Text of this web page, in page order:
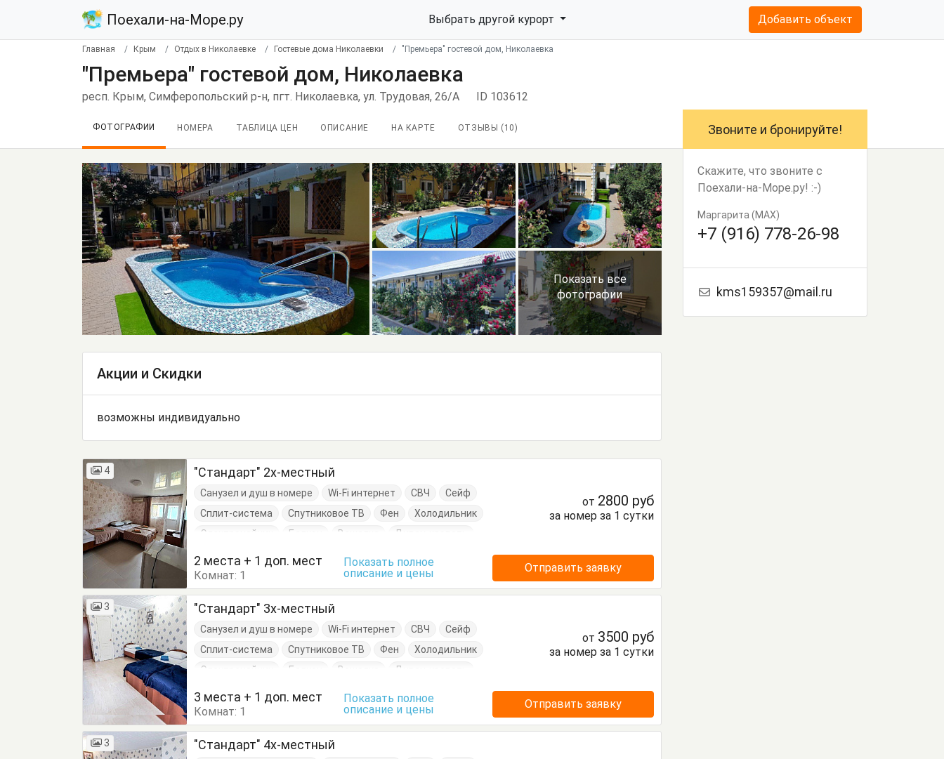
Поехали-на-Море.ру Выбрать другой курорт Добавить объект
Главная Крым Отдых в Николаевке Гостевые дома Николаевки "Премьера" гостевой дом, Николаевка
"Премьера" гостевой дом, Николаевка
респ. Крым, Симферопольский р-н, пгт. Николаевка, ул. Трудовая, 26/А ID 103612
ФОТОГРАФИИ НОМЕРА ТАБЛИЦА ЦЕН ОПИСАНИЕ НА КАРТЕ ОТЗЫВЫ ( 10)
Показать все
фотографии
Акции и Скидки
возможны индивидуально
4 "Стандарт" 2х-местный
Санузел и душ в номере Wi-Fi интернет СВЧ
Сейф
Сплит-система
Спутниковое ТВ Фен
Холодильник
Электрочайник
Балкон Вешалка
Диван-кровать
Журнальный столик
Кровати односпальные
Посуда Стол
Стулья
Туалетный столик
Тумбочки Шкаф
от 2800 руб
за номер за 1 сутки
2 места + 1 доп. мест
Комнат: 1
Показать полное
описание и цены
Отправить заявку
3 "Стандарт" 3х-местный
Санузел и душ в номере Wi-Fi интернет СВЧ
Сейф
Сплит-система
Спутниковое ТВ Фен
Холодильник
Электрочайник
Балкон Вешалка
Диван-кровать
Журнальный столик
Кровати односпальные
Посуда Стол
Стулья
Туалетный столик
Тумбочки Шкаф
от 3500 руб
за номер за 1 сутки
3 места + 1 доп. мест
Комнат: 1
Показать полное
описание и цены
Отправить заявку
3 "Стандарт" 4х-местный
Звоните и бронируйте!
Скажите, что звоните с
Поехали-на-Море.ру! :-)
Маргарита (MAX)
+7 (916) 778-26-98
kms159357@mail.ru